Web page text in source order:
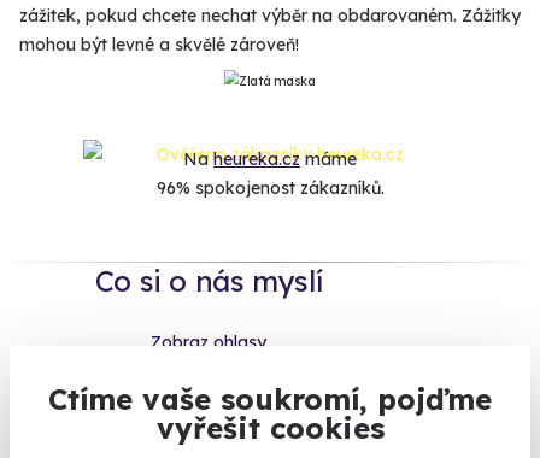
Ctíme vaše soukromí, pojďme
vyřešit cookies
zážitek, pokud chcete nechat výběr na obdarovaném. Zážitky
mohou být levné a skvělé zároveň!
Naheureka.czmáme
96% spokojenost zákazníků.
Co si o nás myslí
Zobraz ohlasy
Vše umíme pojistit